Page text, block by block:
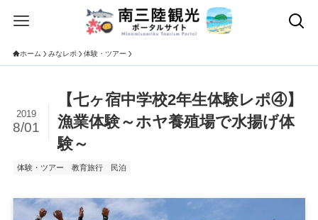
ホーム みなレポ 体験・ツアー
【七ヶ宿中学校2年生体験レポ④】
漁業体験～ホヤ養殖場で水揚げ体
験～
2019
8/01
体験・ツアー 教育旅行 民泊